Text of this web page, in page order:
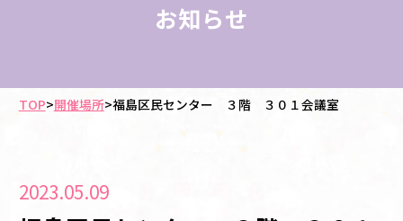
お知らせ
TOP>開催場所>福島区民センター ３階 ３０１会議室
2023.05.09